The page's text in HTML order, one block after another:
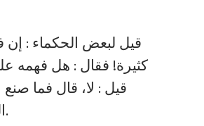
قيل لبعض الحكماء : إن
كثيرة! فقال : هل فهمه
قيل : لا، قال فما
البهيمة بالعلم.